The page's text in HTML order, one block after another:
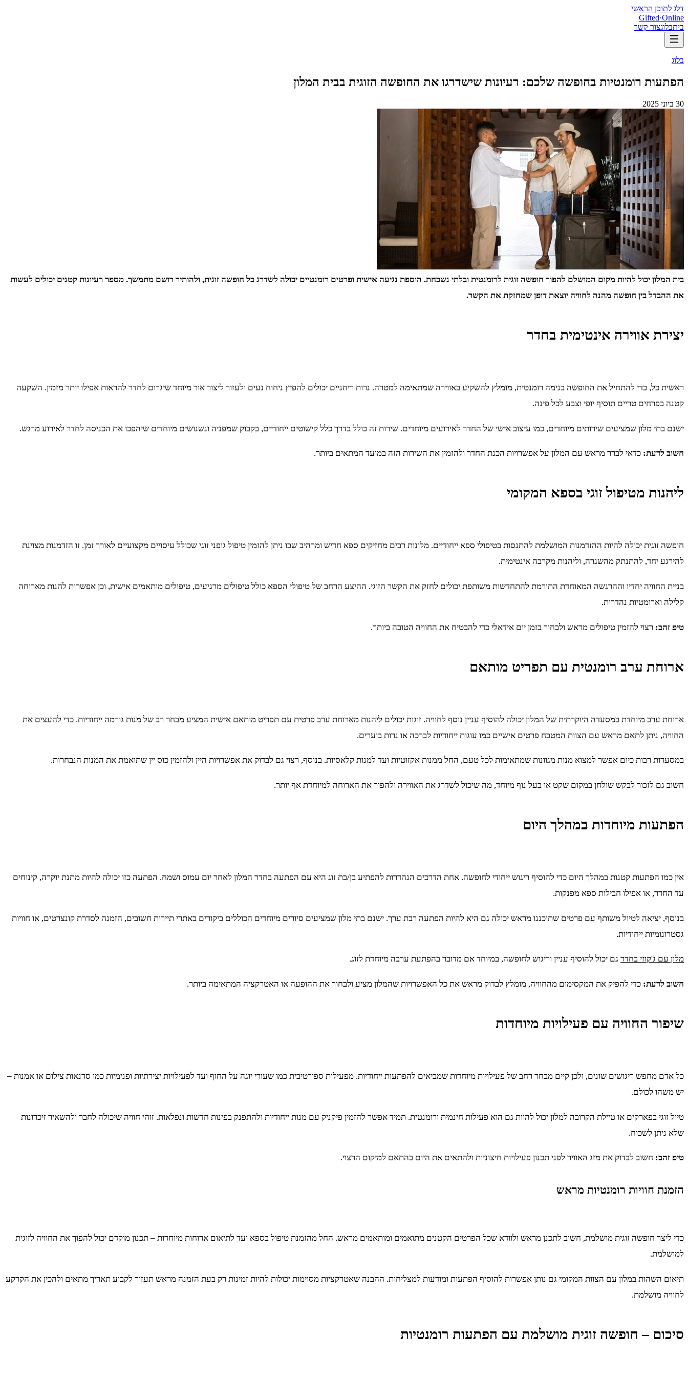
דלג לתוכן הראשי
Gifted·Online
ביתבלוגצור קשר
בלוג
הפתעות רומנטיות בחופשה שלכם: רעיונות שישדרגו את החופשה הזוגית בבית המלון
30 ביוני 2025
בית המלון יכול להיות מקום המושלם להפוך חופשה זוגית לרומנטית ובלתי נשכחת. הוספת נגיעה אישית ופרטים רומנטיים יכולה לשדרג כל חופשה זוגית, ולהותיר רושם מתמשך. מספר רעיונות קטנים יכולים לעשות
את ההבדל בין חופשה מהנה לחוויה יוצאת דופן שמחזקת את הקשר.
יצירת אווירה אינטימית בחדר
ראשית כל, כדי להתחיל את החופשה בנימה רומנטית, מומלץ להשקיע באווירה שמתאימה למטרה. נרות ריחניים יכולים להפיץ ניחוח נעים ולעזור ליצור אור מיוחד שיגרום לחדר להראות אפילו יותר מזמין. השקעה
קטנה בפרחים טריים תוסיף יופי וצבע לכל פינה.
ישנם בתי מלון שמציעים שירותים מיוחדים, כמו עיצוב אישי של החדר לאירועים מיוחדים. שירות זה כולל בדרך כלל קישוטים ייחודיים, בקבוק שמפניה ונשנושים מיוחדים שיהפכו את הכניסה לחדר לאירוע מרגש.
חשוב לדעת: כדאי לברר מראש עם המלון על אפשרויות הכנת החדר ולהזמין את השירות הזה במועד המתאים ביותר.
ליהנות מטיפול זוגי בספא המקומי
חופשה זוגית יכולה להיות ההזדמנות המושלמת להתנסות בטיפולי ספא ייחודיים. מלונות רבים מחזיקים ספא חדיש ומרהיב שבו ניתן להזמין טיפול גופני זוגי שכולל עיסויים מקצועיים לאורך זמן. זו הזדמנות מצוינת
להירגע יחד, להתנתק מהשגרה, וליהנות מקרבה אינטימית.
בניית החוויה יחדיו וההרגשה המאוחדת התורמת להתחדשות משותפת יכולים לחזק את הקשר הזוגי. ההיצע הרחב של טיפולי הספא כולל טיפולים מרגיעים, טיפולים מותאמים אישית, וכן אפשרות להנות מארוחה
קלילה וארומטיות נהדרות.
טיפ זהב: רצוי להזמין טיפולים מראש ולבחור בזמן יום אידאלי כדי להבטיח את החוויה הטובה ביותר.
ארוחת ערב רומנטית עם תפריט מותאם
ארוחת ערב מיוחדת במסעדה היוקרתית של המלון יכולה להוסיף עניין נוסף לחוויה. זוגות יכולים ליהנות מארוחת ערב פרטית עם תפריט מותאם אישית המציע מבחר רב של מנות גורמה ייחודיות. כדי להעצים את
החוויה, ניתן לתאם מראש עם הצוות המטבח פרטים אישיים כמו עוגות ייחודיות לברכה או נרות בוערים.
במסעדות רבות כיום אפשר למצוא מנות מגוונות שמתאימות לכל טעם, החל ממנות אקזוטיות ועד למנות קלאסיות. בנוסף, רצוי גם לבדוק את אפשרויות היין ולהזמין כוס יין שתואמת את המנות הנבחרות.
חשוב גם לזכור לבקש שולחן במקום שקט או בעל נוף מיוחד, מה שיכול לשדרג את האווירה ולהפוך את הארוחה למיוחדת אף יותר.
הפתעות מיוחדות במהלך היום
אין כמו הפתעות קטנות במהלך היום כדי להוסיף ריגוש ייחודי לחופשה. אחת הדרכים הנהדרות להפתיע בן/בת זוג היא עם הפתעה בחדר המלון לאחר יום עמוס ושמח. הפתעה כזו יכולה להיות מתנת יוקרה, קינוחים
עד החדר, או אפילו חבילות ספא מפנקות.
בנוסף, יציאה לטיול משותף עם פרטים שתוכננו מראש יכולה גם היא להיות הפתעה רבת ערך. ישנם בתי מלון שמציעים סיורים מיוחדים הכוללים ביקורים באתרי תיירות חשובים, הזמנה לסדרת קונצרטים, או חוויות
גסטרונומיות ייחודיות.
מלון עם ג'קוזי בחדר גם יכול להוסיף עניין וריגוש לחופשה, במיוחד אם מדובר בהפתעת ערבה מיוחדת לזוג.
חשוב לדעת: כדי להפיק את המקסימום מהחוויה, מומלץ לבדוק מראש את כל האפשרויות שהמלון מציע ולבחור את ההופעה או האטרקציה המתאימה ביותר.
שיפור החוויה עם פעילויות מיוחדות
כל אדם מחפש ריגושים שונים, ולכן קיים מבחר רחב של פעילויות מיוחדות שמביאים להפתעות ייחודיות. מפעילות ספורטיבית כמו שעורי יוגה על החוף ועד לפעילויות יצירתיות ופנימיות כמו סדנאות צילום או אמנות –
יש משהו לכולם.
טיול זוגי בפארקים או טיילת הקרובה למלון יכול להוות גם הוא פעילות חינמית ורומנטית. תמיד אפשר להזמין פיקניק עם מנות ייחודיות ולהתפנק בפינות חדשות ונפלאות. זוהי חוויה שיכולה לחבר ולהשאיר זיכרונות
שלא ניתן לשכוח.
טיפ זהב: חשוב לבדוק את מזג האוויר לפני תכנון פעילויות חיצוניות ולהתאים את היום בהתאם למיקום הרצוי.
הזמנת חוויות רומנטיות מראש
כדי ליצר חופשה זוגית מושלמת, חשוב לתכנן מראש ולוודא שכל הפרטים הקטנים מתואמים ומותאמים מראש. החל מהזמנת טיפול בספא ועד לתיאום ארוחות מיוחדות – תכנון מוקדם יכול להפוך את החוויה לזוגית
למושלמת.
תיאום השהות במלון עם הצוות המקומי גם נותן אפשרות להוסיף הפתעות ומודעות למצליחות. ההבנה שאטרקציות מסוימות יכולות להיות זמינות רק בעת הזמנה מראש תעזור לקבוע תאריך מתאים ולהכין את הקרקע
לחוויה מושלמת.
סיכום – חופשה זוגית מושלמת עם הפתעות רומנטיות